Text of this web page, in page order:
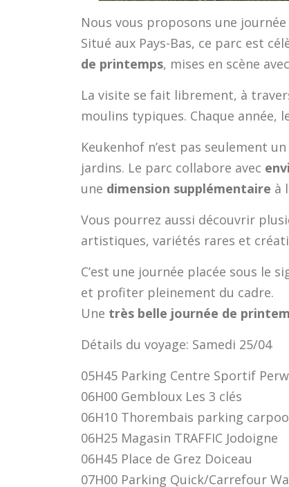
Nous vous proposons une journée
Situé aux Pays-Bas, ce parc est
de printemps, mises en scène
La visite se fait librement, à
moulins typiques. Chaque année,
Keukenhof n’est pas seulement
jardins. Le parc collabore avec
une dimension supplémentaire à
Vous pourrez aussi découvrir
artistiques, variétés rares et
C’est une journée placée sous le
et profiter pleinement du cadre.
Une très belle journée de
Détails du voyage: Samedi 25/04
05H45 Parking Centre Sportif
06H00 Gembloux Les 3 clés
06H10 Thorembais parking
06H25 Magasin TRAFFIC Jodoigne
06H45 Place de Grez Doiceau
07H00 Parking Quick/Carrefour